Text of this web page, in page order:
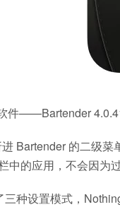
件——Bartender
Bartender 的二级
的应用，不会因为
种设置模式，